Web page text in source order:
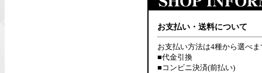
お支払い・送料について
お支払い方法は4種から選べま
■代金引換
■コンビニ決済(前払い)